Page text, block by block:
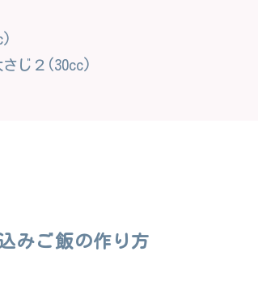
さじ２(30cc)
みご飯の作り方